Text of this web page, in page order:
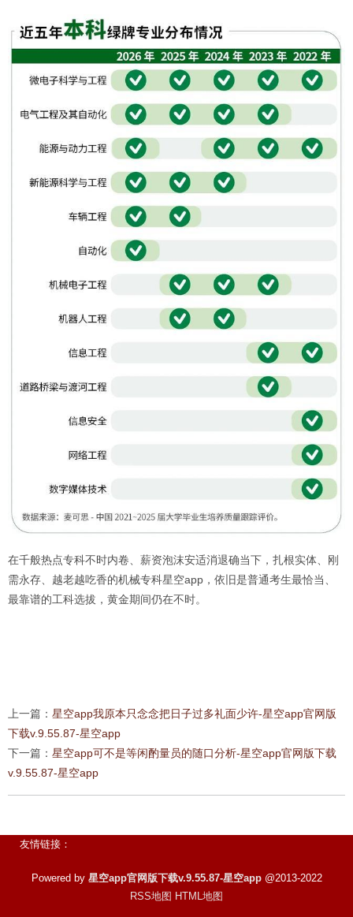
在千般热点专科不时内卷、薪资泡沫安适消退确当下，扎根实体、刚
需永存、越老越吃香的机械专科星空app，依旧是普通考生最恰当、
最靠谱的工科选拔，黄金期间仍在不时。
上一篇： 星空app我原本只念念把日子过多礼面少许-星空app官网版
下载v.9.55.87-星空app
下一篇： 星空app可不是等闲酌量员的随口分析-星空app官网版下载
v.9.55.87-星空app
友情链接：
Powered by 星空app官网版下载v.9.55.87-星空app@2013-2022
RSS地图 HTML地图